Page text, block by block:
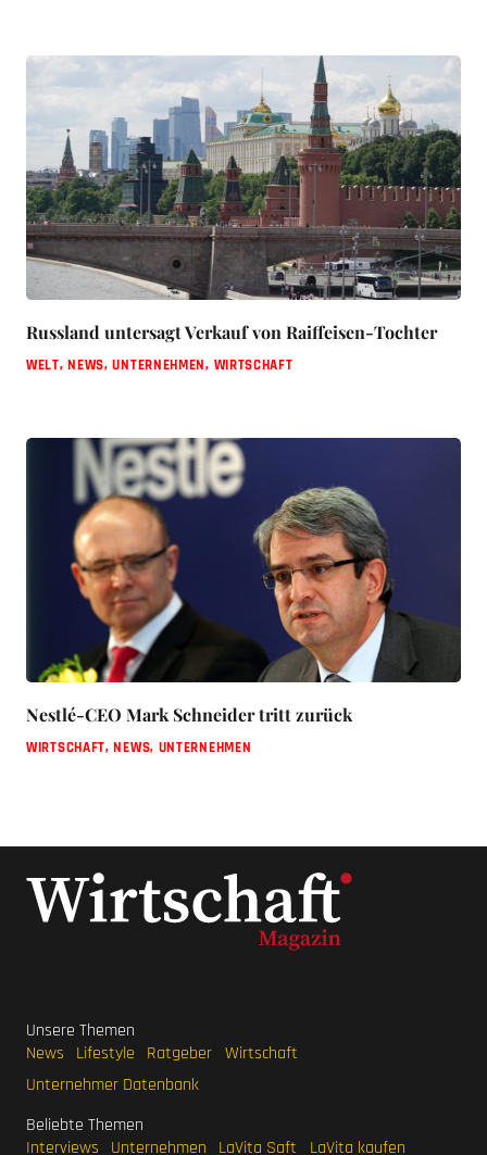
Russland untersagt Verkauf von Raiffeisen-Tochter
WELT,NEWS,UNTERNEHMEN, WIRTSCHAFT
Nestlé-CEO Mark Schneider tritt zurück
WIRTSCHAFT,NEWS, UNTERNEHMEN
Unsere Themen
News
Lifestyle Ratgeber Wirtschaft
Unternehmer Datenbank
Beliebte Themen
Interviews
Unternehmen LaVita Saft LaVita kaufen